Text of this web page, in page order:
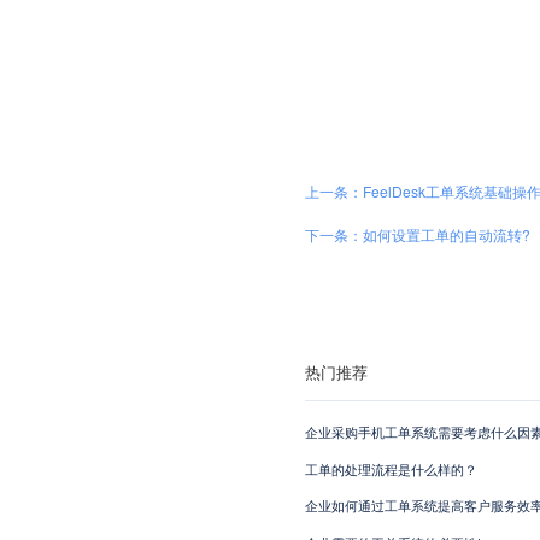
上一条：FeelDesk工单系统基础操
下一条：如何设置工单的自动流转?
热门推荐
企业采购手机工单系统需要考虑什么因
工单的处理流程是什么样的？
企业如何通过工单系统提高客户服务效